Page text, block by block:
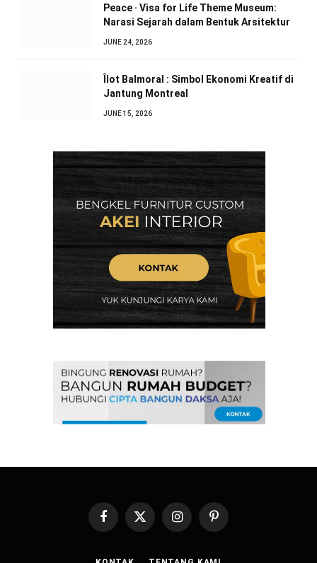
Peace · Visa for Life Theme Museum:
Narasi Sejarah dalam Bentuk Arsitektur
JUNE 24, 2026
Îlot Balmoral : Simbol Ekonomi Kreatif di
Jantung Montreal
JUNE 15, 2026
FacebookX
(Twitter)
InstagramPinterest